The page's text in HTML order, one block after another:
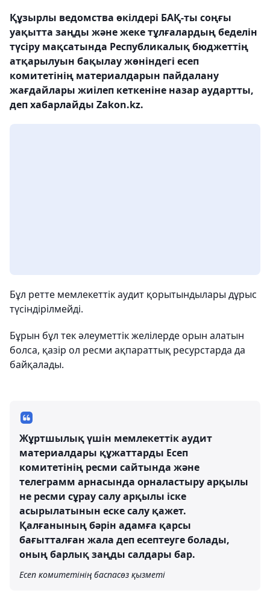
Құзырлы ведомства өкілдері БАҚ-ты соңғы
уақытта заңды және жеке тұлғалардың беделін
түсіру мақсатында Республикалық бюджеттің
атқарылуын бақылау жөніндегі есеп
комитетінің материалдарын пайдалану
жағдайлары жиілеп кеткеніне назар аудартты,
деп хабарлайды Zakon.kz.
Бұл ретте мемлекеттік аудит қорытындылары дұрыс
түсіндірілмейді.
Бұрын бұл тек әлеуметтік желілерде орын алатын
болса, қазір ол ресми ақпараттық ресурстарда да
байқалады.
Жұртшылық үшін мемлекеттік аудит
материалдары құжаттарды Есеп
комитетінің ресми сайтында және
телеграмм арнасында орналастыру арқылы
не ресми сұрау салу арқылы іске
асырылатынын еске салу қажет.
Қалғанының бәрін адамға қарсы
бағытталған жала деп есептеуге болады,
оның барлық заңды салдары бар.
Есеп комитетінің баспасөз қызметі